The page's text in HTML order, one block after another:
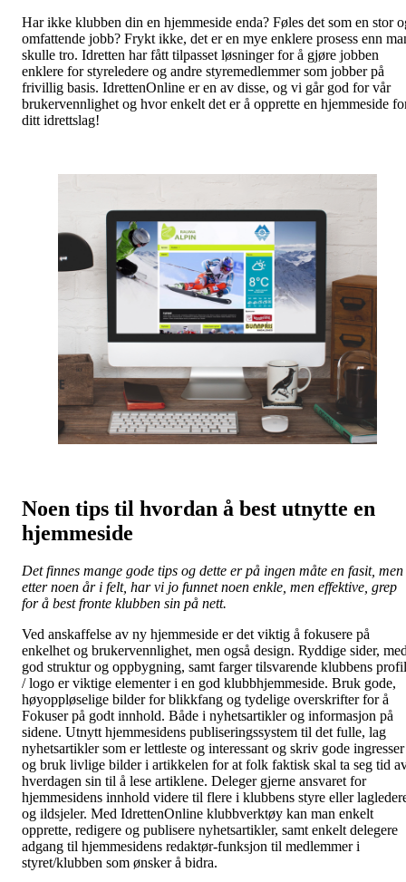
Har ikke klubben din en hjemmeside enda? Føles det som en stor
omfattende jobb? Frykt ikke, det er en mye enklere prosess enn
skulle tro. Idretten har fått tilpasset løsninger for å gjøre jobben
enklere for styreledere og andre styremedlemmer som jobber på
frivillig basis. IdrettenOnline er en av disse, og vi går god for vår
brukervennlighet og hvor enkelt det er å opprette en hjemmeside
ditt idrettslag!
Noen tips til hvordan å best utnytte en
hjemmeside
Det finnes mange gode tips og dette er på ingen måte en fasit, men
etter noen år i felt, har vi jo funnet noen enkle, men effektive, grep
for å best fronte klubben sin på nett.
Ved anskaffelse av ny hjemmeside er det viktig å fokusere på
enkelhet og brukervennlighet, men også design. Ryddige sider,
god struktur og oppbygning, samt farger tilsvarende klubbens profil
/ logo er viktige elementer i en god klubbhjemmeside. Bruk gode,
høyoppløselige bilder for blikkfang og tydelige overskrifter for å
Fokuser på godt innhold. Både i nyhetsartikler og informasjon på
sidene. Utnytt hjemmesidens publiseringssystem til det fulle, lag
nyhetsartikler som er lettleste og interessant og skriv gode ingresser
og bruk livlige bilder i artikkelen for at folk faktisk skal ta seg tid
hverdagen sin til å lese artiklene. Deleger gjerne ansvaret for
hjemmesidens innhold videre til flere i klubbens styre eller
og ildsjeler. Med IdrettenOnline klubbverktøy kan man enkelt
opprette, redigere og publisere nyhetsartikler, samt enkelt delegere
adgang til hjemmesidens redaktør-funksjon til medlemmer i
styret/klubben som ønsker å bidra.